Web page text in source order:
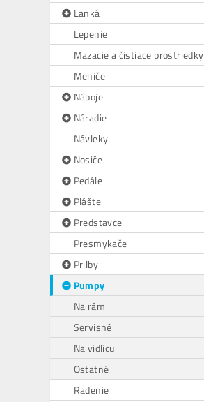
Lanká
Lepenie
Mazacie a čistiace prostriedky
Meniče
Náboje
Náradie
Návleky
Nosiče
Pedále
Plášte
Predstavce
Presmykače
Prilby
Pumpy
Na rám
Servisné
Na vidlicu
Ostatné
Radenie